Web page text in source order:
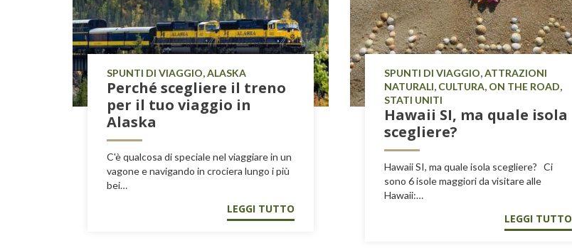
SPUNTI DI VIAGGIO, ALASKA
Perché scegliere il treno
per il tuo viaggio in
Alaska
C'è qualcosa di speciale nel viaggiare in un
vagone e navigando in crociera lungo i più
bei…
LEGGI TUTTO
SPUNTI DI VIAGGIO, ATTRAZIONI
NATURALI, CULTURA, ON THE ROAD,
STATI UNITI
Hawaii SI, ma quale isola
scegliere?
Hawaii SI, ma quale isola scegliere? Ci
sono 6 isole maggiori da visitare alle
Hawaii:…
LEGGI TUTTO